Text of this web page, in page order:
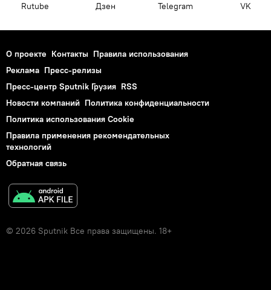
Rutube Дзен Telegram VK
О проекте Контакты Правила использования
Реклама Пресс-релизы
Пресс-центр Sputnik Грузия RSS
Новости компаний Политика конфиденциальности
Политика использования Cookie
Правила применения рекомендательных
технологий
Обратная связь
© 2026 Sputnik Все права защищены. 18+